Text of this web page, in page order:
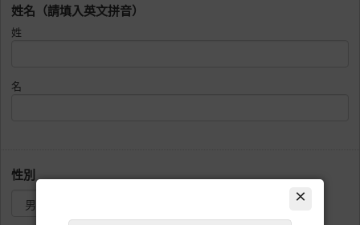
×
姓名（請填入英文拼音）
姓
名
性別